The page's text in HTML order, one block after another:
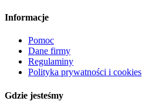
Informacje
Pomoc
Dane firmy
Regulaminy
Polityka prywatności i cookies
Gdzie jesteśmy